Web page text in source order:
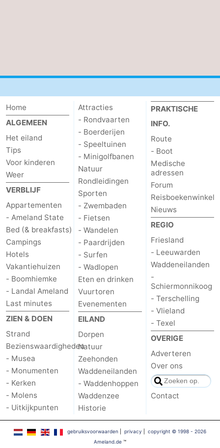
Home
ALGEMEEN
Het eiland
Tips
Voor kinderen
Weer
VERBLIJF
Appartementen
- Ameland State
Bed (& breakfasts)
Campings
Hotels
Vakantiehuizen
- Boomhiemke
- Landal Ameland
Last minutes
ZIEN & DOEN
Strand
Bezienswaardigheden
- Musea
- Monumenten
- Kerken
- Molens
- Uitkijkpunten
Attracties
- Rondvaarten
- Boerderijen
- Speeltuinen
- Minigolfbanen
Natuur
Rondleidingen
Sporten
- Zwembaden
- Fietsen
- Wandelen
- Paardrijden
- Surfen
- Wadlopen
Eten en drinken
Vuurtoren
Evenementen
EILAND
Dorpen
Natuur
Zeehonden
Waddeneilanden
- Waddenhoppen
Waddenzee
Historie
PRAKTISCHE
INFO.
Route
- Boot
Medische
adressen
Forum
Reisboekenwinkel
Nieuws
REGIO
Friesland
- Leeuwarden
Waddeneilanden
-
Schiermonnikoog
- Terschelling
- Vlieland
- Texel
OVERIGE
Adverteren
Over ons
Contact
gebruiksvoorwaarden privacy
copyright © 1998 - 2026
Ameland.de ™